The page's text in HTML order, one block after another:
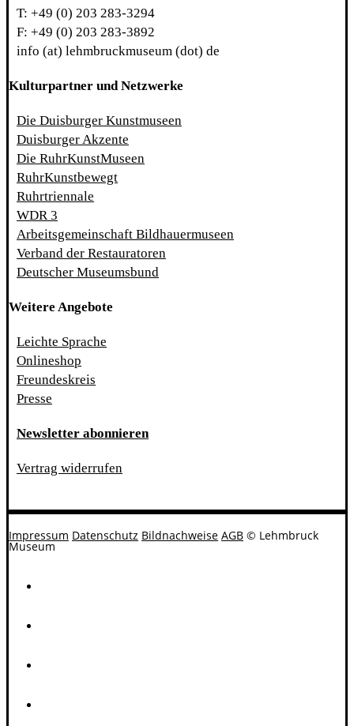
T: +49 (0) 203 283-3294
F: +49 (0) 203 283-3892
info (at) lehmbruckmuseum (dot) de
Kulturpartner und Netzwerke
Die Duisburger Kunstmuseen
Duisburger Akzente
Die RuhrKunstMuseen
RuhrKunstbewegt
Ruhrtriennale
WDR 3
Arbeitsgemeinschaft Bildhauermuseen
Verband der Restauratoren
Deutscher Museumsbund
Weitere Angebote
Leichte Sprache
Onlineshop
Freundeskreis
Presse
Newsletter abonnieren
Vertrag widerrufen
Impressum Datenschutz Bildnachweise AGB © Lehmbruck
Museum